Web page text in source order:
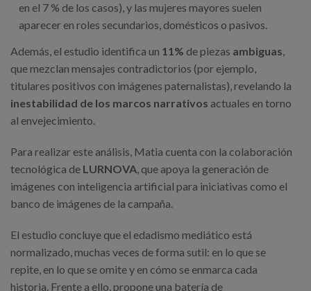
en el 7 % de los casos), y las mujeres mayores suelen
aparecer en roles secundarios, domésticos o pasivos.
Además, el estudio identifica un 11% de piezas ambiguas
que mezclan mensajes contradictorios (por ejemplo,
titulares positivos con imágenes paternalistas), revelando la
inestabilidad de los marcos narrativos actuales en torno
al envejecimiento.
Para realizar este análisis, Matia cuenta con la colaboración
tecnológica de LURNOVA , que apoya la generación de
imágenes con inteligencia artificial para iniciativas como el
banco de imágenes de la campaña.
El estudio concluye que el edadismo mediático está
normalizado, muchas veces de forma sutil: en lo que se
repite, en lo que se omite y en cómo se enmarca cada
historia. Frente a ello, propone una batería de